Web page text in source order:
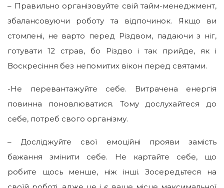
– Правильно організовуйте свій тайм-менеджмент,
збалансовуючи роботу та відпочинок. Якщо ви
стомлені, не варто перед Різдвом, падаючи з ніг,
готувати 12 страв, бо Різдво і так прийде, як і
Воскресіння без непомитих вікон перед святами.
-Не перевантажуйте себе. Витрачена енергія
повинна поновлюватися. Тому дослухайтеся до
себе, потреб свого організму.
– Досліджуйте свої емоційні прояви замість
бажання змінити себе. Не картайте себе, що
робите щось менше, ніж інші. Зосередьтеся на